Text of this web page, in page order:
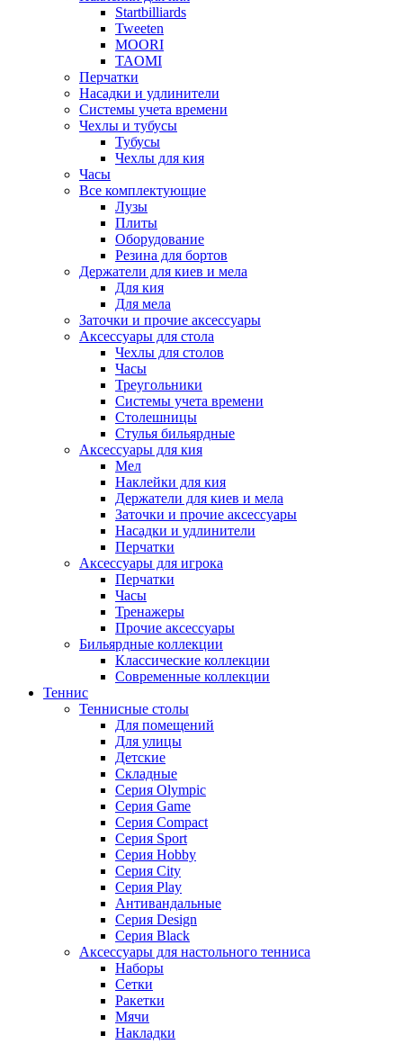
Startbilliards
Tweeten
MOORI
TAOMI
Перчатки
Насадки и удлинители
Системы учета времени
Чехлы и тубусы
Тубусы
Чехлы для кия
Часы
Все комплектующие
Лузы
Плиты
Оборудование
Резина для бортов
Держатели для киев и мела
Для кия
Для мела
Заточки и прочие аксессуары
Аксессуары для стола
Чехлы для столов
Часы
Треугольники
Системы учета времени
Столешницы
Стулья бильярдные
Аксессуары для кия
Мел
Наклейки для кия
Держатели для киев и мела
Заточки и прочие аксессуары
Насадки и удлинители
Перчатки
Аксессуары для игрока
Перчатки
Часы
Тренажеры
Прочие аксессуары
Бильярдные коллекции
Классические коллекции
Современные коллекции
Теннис
Теннисные столы
Для помещений
Для улицы
Детские
Складные
Серия Olympic
Серия Game
Серия Compact
Серия Sport
Серия Hobby
Серия City
Серия Play
Антивандальные
Серия Design
Серия Black
Аксессуары для настольного тенниса
Наборы
Сетки
Ракетки
Мячи
Накладки